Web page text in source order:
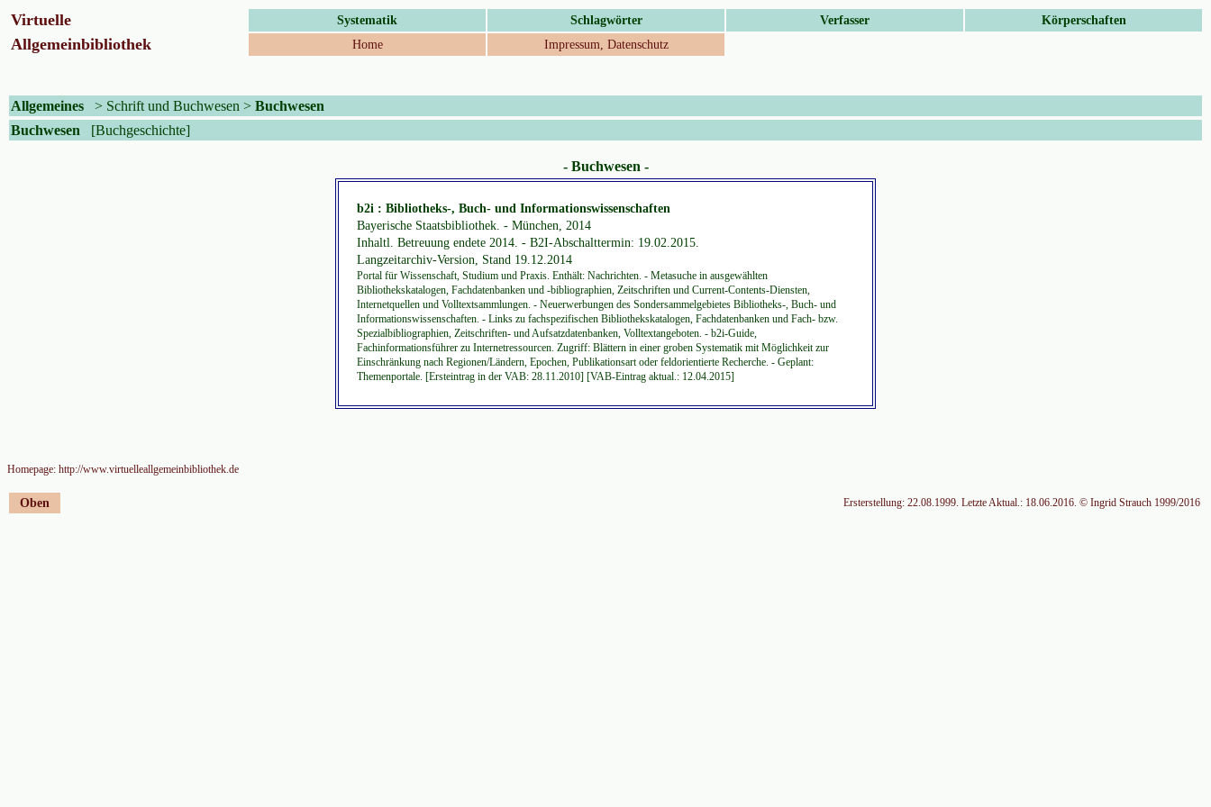
Virtuelle Systematik Schlagwörter Verfasser Körperschaften
Allgemeinbibliothek Home Impressum, Datenschutz
Allgemeines > Schrift und Buchwesen > Buchwesen
Buchwesen
[Buchgeschichte]
- Buchwesen -
b2i : Bibliotheks-, Buch- und Informationswissenschaften
Bayerische Staatsbibliothek. - München, 2014
Inhaltl. Betreuung endete 2014. - B2I-Abschalttermin: 19.02.2015.
Langzeitarchiv-Version, Stand 19.12.2014
Portal für Wissenschaft, Studium und Praxis. Enthält: Nachrichten. - Metasuche in ausgewählten
Bibliothekskatalogen, Fachdatenbanken und -bibliographien, Zeitschriften und Current-Contents-Diensten,
Internetquellen und Volltextsammlungen. - Neuerwerbungen des Sondersammelgebietes Bibliotheks-, Buch- und
Informationswissenschaften. - Links zu fachspezifischen Bibliothekskatalogen, Fachdatenbanken und Fach- bzw.
Spezialbibliographien, Zeitschriften- und Aufsatzdatenbanken, Volltextangeboten. - b2i-Guide,
Fachinformationsführer zu Internetressourcen. Zugriff: Blättern in einer groben Systematik mit Möglichkeit zur
Einschränkung nach Regionen/Ländern, Epochen, Publikationsart oder feldorientierte Recherche. - Geplant:
Themenportale. [Ersteintrag in der VAB: 28.11.2010] [VAB-Eintrag aktual.: 12.04.2015]
Homepage: http://www.virtuelleallgemeinbibliothek.de
Oben Ersterstellung: 22.08.1999. Letzte Aktual.: 18.06.2016. © Ingrid Strauch 1999/2016